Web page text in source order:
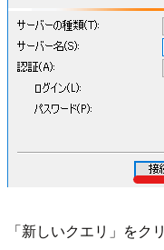
「新しいクエリ」をク